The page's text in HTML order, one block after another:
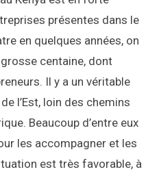
présentes dans le
en quelques années, on
centaine, dont
Il y a un véritable
l’Est, loin des chemins
Beaucoup d’entre eux
les accompagner et les
est très favorable, à